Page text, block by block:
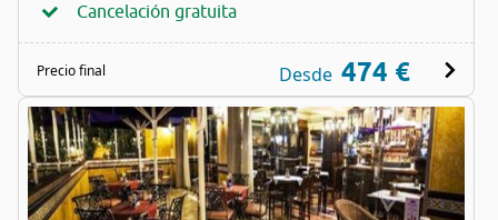
Cancelación gratuita
Precio final Desde 474 €